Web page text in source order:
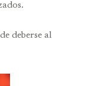
deberse al